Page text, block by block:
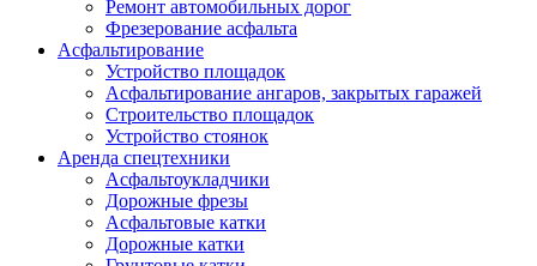
Ремонт автомобильных дорог
Фрезерование асфальта
Асфальтирование
Устройство площадок
Асфальтирование ангаров, закрытых гаражей
Строительство площадок
Устройство стоянок
Аренда спецтехники
Асфальтоукладчики
Дорожные фрезы
Асфальтовые катки
Дорожные катки